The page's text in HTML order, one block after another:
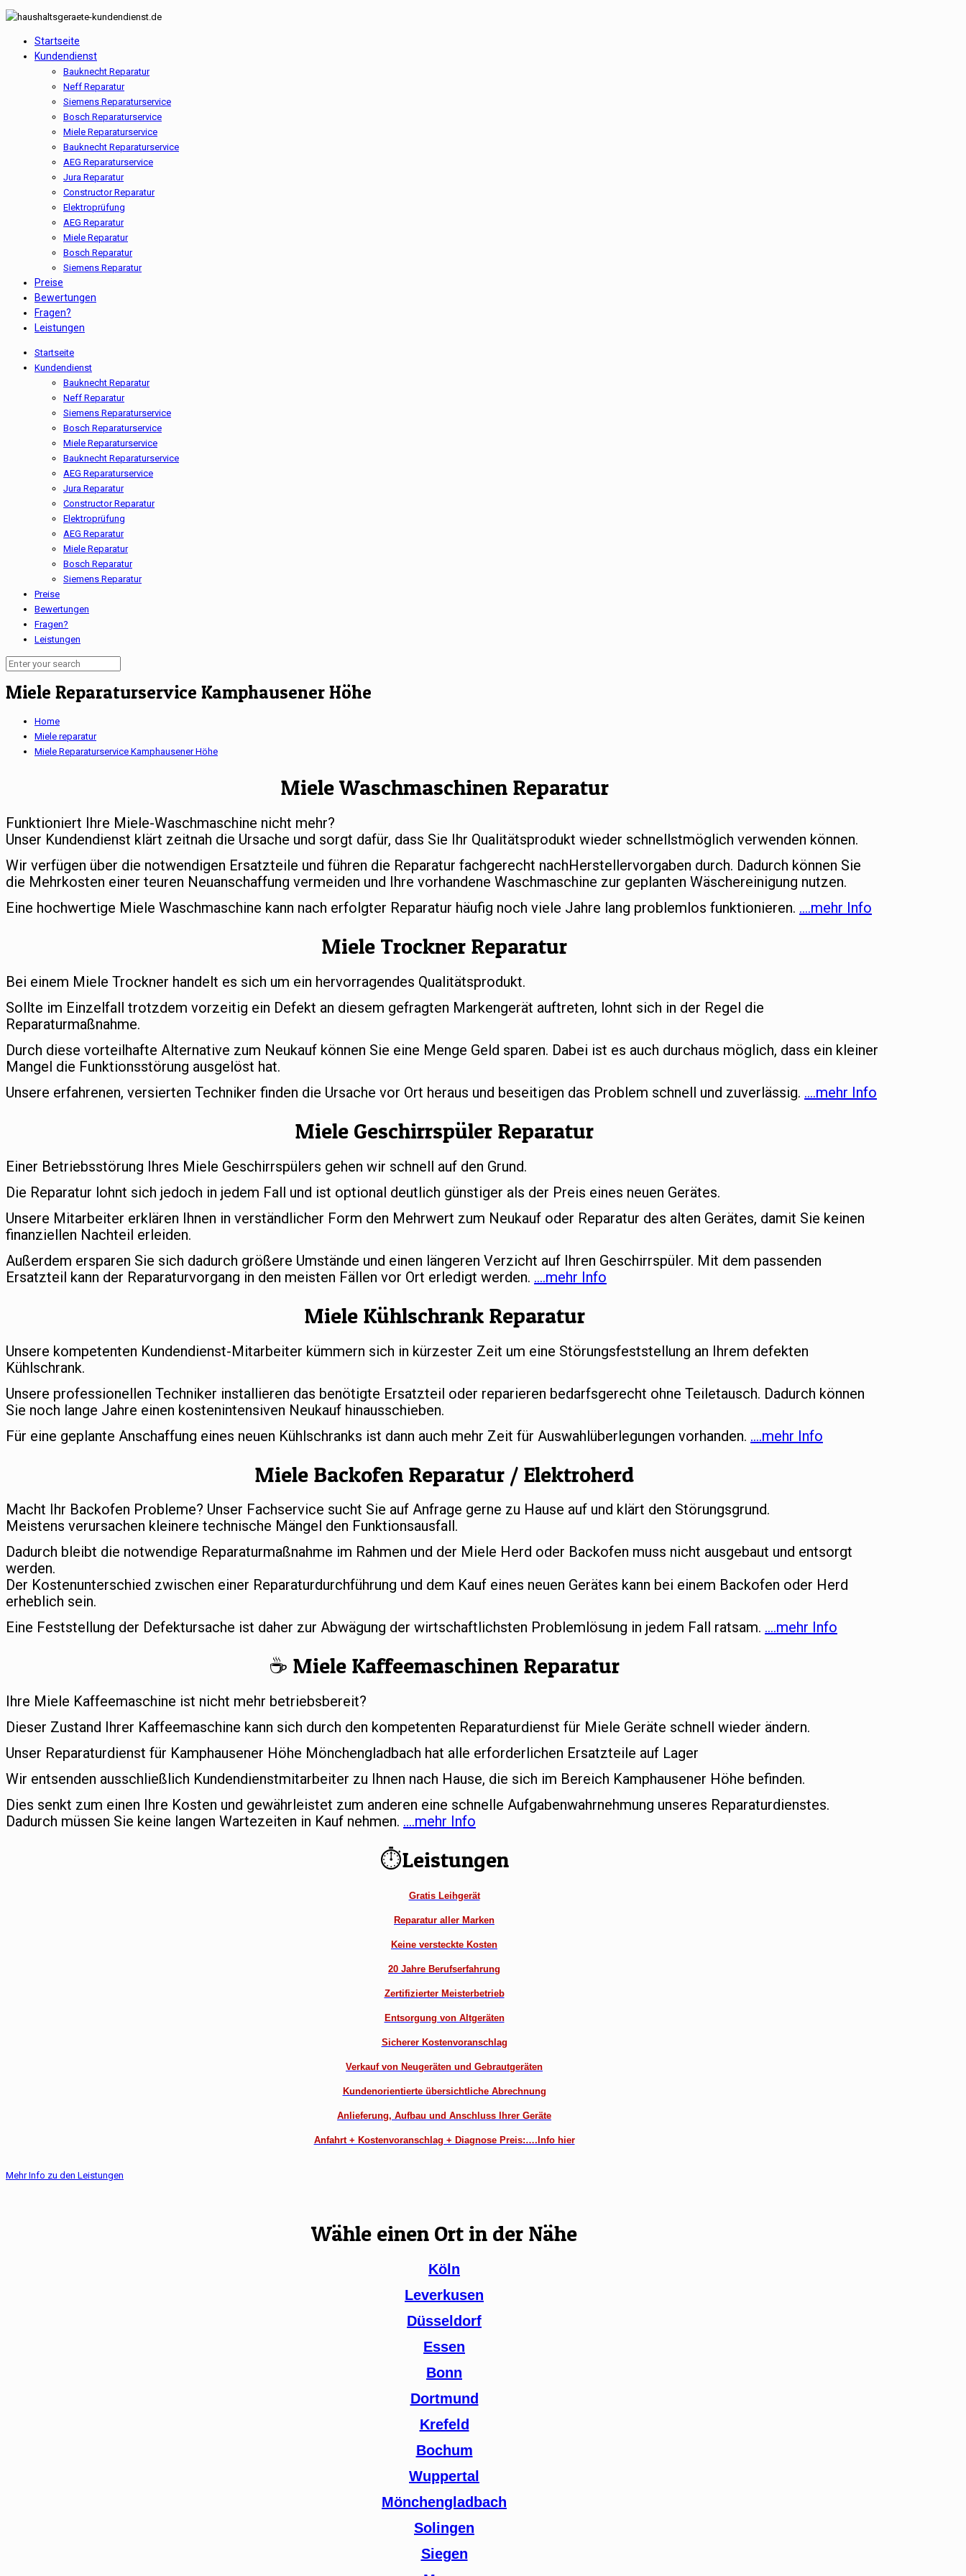
Startseite
Kundendienst
Bauknecht Reparatur
Neff Reparatur
Siemens Reparaturservice
Bosch Reparaturservice
Miele Reparaturservice
Bauknecht Reparaturservice
AEG Reparaturservice
Jura Reparatur
Constructor Reparatur
Elektroprüfung
AEG Reparatur
Miele Reparatur
Bosch Reparatur
Siemens Reparatur
Preise
Bewertungen
Fragen?
Leistungen
Startseite
Kundendienst
Bauknecht Reparatur
Neff Reparatur
Siemens Reparaturservice
Bosch Reparaturservice
Miele Reparaturservice
Bauknecht Reparaturservice
AEG Reparaturservice
Jura Reparatur
Constructor Reparatur
Elektroprüfung
AEG Reparatur
Miele Reparatur
Bosch Reparatur
Siemens Reparatur
Preise
Bewertungen
Fragen?
Leistungen
Miele Reparaturservice Kamphausener Höhe
Home
Miele reparatur
Miele Reparaturservice Kamphausener Höhe
Miele Waschmaschinen Reparatur
Funktioniert Ihre Miele-Waschmaschine nicht mehr?
Unser Kundendienst klärt zeitnah die Ursache und sorgt dafür, dass Sie Ihr Qualitätsprodukt wieder schnellstmöglich verwenden können.
Wir verfügen über die notwendigen Ersatzteile und führen die Reparatur fachgerecht nachHerstellervorgaben durch. Dadurch können Sie
die Mehrkosten einer teuren Neuanschaffung vermeiden und Ihre vorhandene Waschmaschine zur geplanten Wäschereinigung nutzen.
Eine hochwertige Miele Waschmaschine kann nach erfolgter Reparatur häufig noch viele Jahre lang problemlos funktionieren. ….mehr Info
Miele Trockner Reparatur
Bei einem Miele Trockner handelt es sich um ein hervorragendes Qualitätsprodukt.
Sollte im Einzelfall trotzdem vorzeitig ein Defekt an diesem gefragten Markengerät auftreten, lohnt sich in der Regel die
Reparaturmaßnahme.
Durch diese vorteilhafte Alternative zum Neukauf können Sie eine Menge Geld sparen. Dabei ist es auch durchaus möglich, dass ein kleiner
Mangel die Funktionsstörung ausgelöst hat.
Unsere erfahrenen, versierten Techniker finden die Ursache vor Ort heraus und beseitigen das Problem schnell und zuverlässig. ….mehr Info
Miele Geschirrspüler Reparatur
Einer Betriebsstörung Ihres Miele Geschirrspülers gehen wir schnell auf den Grund.
Die Reparatur lohnt sich jedoch in jedem Fall und ist optional deutlich günstiger als der Preis eines neuen Gerätes.
Unsere Mitarbeiter erklären Ihnen in verständlicher Form den Mehrwert zum Neukauf oder Reparatur des alten Gerätes, damit Sie keinen
finanziellen Nachteil erleiden.
Außerdem ersparen Sie sich dadurch größere Umstände und einen längeren Verzicht auf Ihren Geschirrspüler. Mit dem passenden
Ersatzteil kann der Reparaturvorgang in den meisten Fällen vor Ort erledigt werden. ….mehr Info
Miele Kühlschrank Reparatur
Unsere kompetenten Kundendienst-Mitarbeiter kümmern sich in kürzester Zeit um eine Störungsfeststellung an Ihrem defekten
Kühlschrank.
Unsere professionellen Techniker installieren das benötigte Ersatzteil oder reparieren bedarfsgerecht ohne Teiletausch. Dadurch können
Sie noch lange Jahre einen kostenintensiven Neukauf hinausschieben.
Für eine geplante Anschaffung eines neuen Kühlschranks ist dann auch mehr Zeit für Auswahlüberlegungen vorhanden. ….mehr Info
Miele Backofen Reparatur / Elektroherd
Macht Ihr Backofen Probleme? Unser Fachservice sucht Sie auf Anfrage gerne zu Hause auf und klärt den Störungsgrund.
Meistens verursachen kleinere technische Mängel den Funktionsausfall.
Dadurch bleibt die notwendige Reparaturmaßnahme im Rahmen und der Miele Herd oder Backofen muss nicht ausgebaut und entsorgt
werden.
Der Kostenunterschied zwischen einer Reparaturdurchführung und dem Kauf eines neuen Gerätes kann bei einem Backofen oder Herd
erheblich sein.
Eine Feststellung der Defektursache ist daher zur Abwägung der wirtschaftlichsten Problemlösung in jedem Fall ratsam. ….mehr Info
☕️ Miele Kaffeemaschinen Reparatur
Ihre Miele Kaffeemaschine ist nicht mehr betriebsbereit?
Dieser Zustand Ihrer Kaffeemaschine kann sich durch den kompetenten Reparaturdienst für Miele Geräte schnell wieder ändern.
Unser Reparaturdienst für Kamphausener Höhe Mönchengladbach hat alle erforderlichen Ersatzteile auf Lager
Wir entsenden ausschließlich Kundendienstmitarbeiter zu Ihnen nach Hause, die sich im Bereich Kamphausener Höhe befinden.
Dies senkt zum einen Ihre Kosten und gewährleistet zum anderen eine schnelle Aufgabenwahrnehmung unseres Reparaturdienstes.
Dadurch müssen Sie keine langen Wartezeiten in Kauf nehmen. ….mehr Info
⏱Leistungen
Gratis Leihgerät
Reparatur aller Marken
Keine versteckte Kosten
20 Jahre Berufserfahrung
Zertifizierter Meisterbetrieb
Entsorgung von Altgeräten
Sicherer Kostenvoranschlag
Verkauf von Neugeräten und Gebrautgeräten
Kundenorientierte übersichtliche Abrechnung
Anlieferung, Aufbau und Anschluss Ihrer Geräte
Anfahrt + Kostenvoranschlag + Diagnose Preis:….Info hier
Mehr Info zu den Leistungen
Wähle einen Ort in der Nähe
Köln
Leverkusen
Düsseldorf
Essen
Bonn
Dortmund
Krefeld
Bochum
Wuppertal
Mönchengladbach
Solingen
Siegen